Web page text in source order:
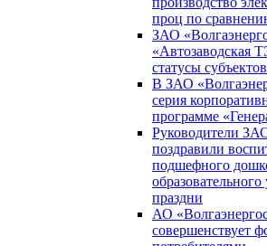
проц по
ЗАО
«Автозаводская
статусы
В ЗАО
серия
программе
Руководители
поздравили
подшефного
праздни
АО
совершенствует